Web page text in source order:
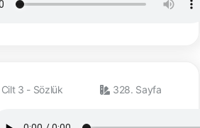
Cilt 3 - Sözlük 328. Sayfa